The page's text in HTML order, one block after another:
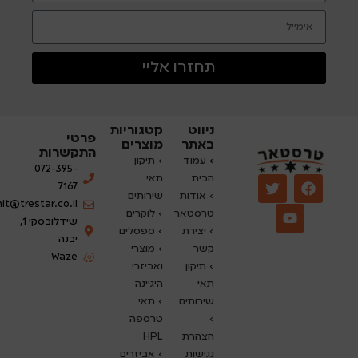
תחזרו אליי
ניווט
באתר
› עמוד
הבית
› אודות
טרסטאר
› יצירת
קשר
› תיקון
תאי
שירותים
›
הצהרת
נגישות
קטגוריות
מוצרים
› תיקון
תאי
שירותים
›לוקרים
› ספסלים
› מוצרי
ואביזרי
היגיינה
› תאי
טרספה
HPL
› אביזרים
פרטי
התקשרות
072-395-
7167
שידלובסקי 1,
יבנה
Waze